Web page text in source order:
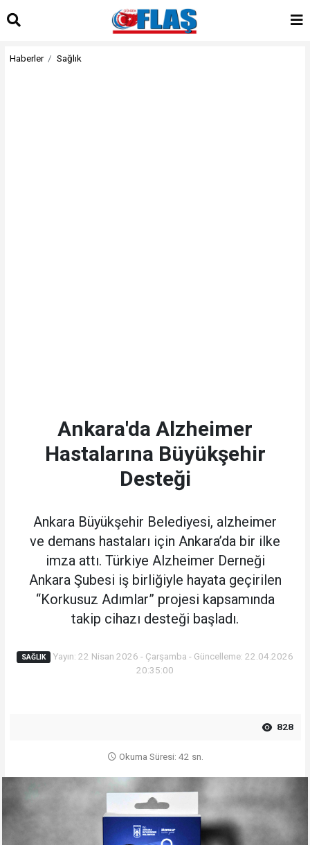
Haberler Sağlık
Ankara'da Alzheimer
Hastalarına Büyükşehir
Desteği
Ankara Büyükşehir Belediyesi, alzheimer
ve demans hastaları için Ankara’da bir ilke
imza attı. Türkiye Alzheimer Derneği
Ankara Şubesi iş birliğiyle hayata geçirilen
“Korkusuz Adımlar” projesi kapsamında
takip cihazı desteği başladı.
SAĞLIK Yayın: 22 Nisan 2026 - Çarşamba - Güncelleme: 22.04.2026
20:35:00
828
Okuma Süresi: 42 sn.